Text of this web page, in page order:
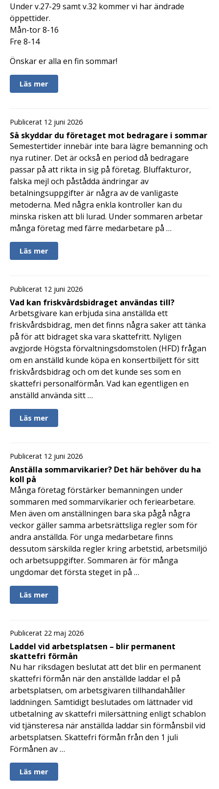
Under v.27-29 samt v.32 kommer vi har ändrade
öppettider.
Mån-tor 8-16
Fre 8-14
Önskar er alla en fin sommar!
Läs mer
Publicerat 12 juni 2026
Så skyddar du företaget mot bedragare i sommar
Semestertider innebär inte bara lägre bemanning och
nya rutiner. Det är också en period då bedragare
passar på att rikta in sig på företag. Bluffakturor,
falska mejl och påstådda ändringar av
betalningsuppgifter är några av de vanligaste
metoderna. Med några enkla kontroller kan du
minska risken att bli lurad. Under sommaren arbetar
många företag med färre medarbetare på …
Läs mer
Publicerat 12 juni 2026
Vad kan friskvårdsbidraget användas till?
Arbetsgivare kan erbjuda sina anställda ett
friskvårdsbidrag, men det finns några saker att tänka
på för att bidraget ska vara skattefritt. Nyligen
avgjorde Högsta förvaltningsdomstolen (HFD) frågan
om en anställd kunde köpa en konsertbiljett för sitt
friskvårdsbidrag och om det kunde ses som en
skattefri personalförmån. Vad kan egentligen en
anställd använda sitt …
Läs mer
Publicerat 12 juni 2026
Anställa sommarvikarier? Det här behöver du ha
koll på
Många företag förstärker bemanningen under
sommaren med sommarvikarier och feriearbetare.
Men även om anställningen bara ska pågå några
veckor gäller samma arbetsrättsliga regler som för
andra anställda. För unga medarbetare finns
dessutom särskilda regler kring arbetstid, arbetsmiljö
och arbetsuppgifter. Sommaren är för många
ungdomar det första steget in på …
Läs mer
Publicerat 22 maj 2026
Laddel vid arbetsplatsen – blir permanent
skattefri förmån
Nu har riksdagen beslutat att det blir en permanent
skattefri förmån när den anställde laddar el på
arbetsplatsen, om arbetsgivaren tillhandahåller
laddningen. Samtidigt beslutades om lättnader vid
utbetalning av skattefri milersättning enligt schablon
vid tjänsteresa när anställda laddar sin förmånsbil vid
arbetsplatsen. Skattefri förmån från den 1 juli
Förmånen av …
Läs mer